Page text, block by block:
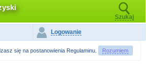
Szukaj
Logowanie
się na postanowienia Regulaminu Rozumiem